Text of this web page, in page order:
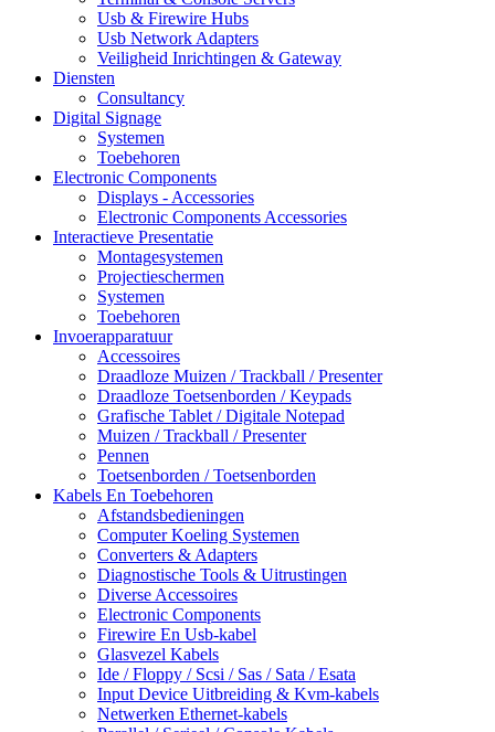
Usb & Firewire Hubs
Usb Network Adapters
Veiligheid Inrichtingen & Gateway
Diensten
Consultancy
Digital Signage
Systemen
Toebehoren
Electronic Components
Displays - Accessories
Electronic Components Accessories
Interactieve Presentatie
Montagesystemen
Projectieschermen
Systemen
Toebehoren
Invoerapparatuur
Accessoires
Draadloze Muizen / Trackball / Presenter
Draadloze Toetsenborden / Keypads
Grafische Tablet / Digitale Notepad
Muizen / Trackball / Presenter
Pennen
Toetsenborden / Toetsenborden
Kabels En Toebehoren
Afstandsbedieningen
Computer Koeling Systemen
Converters & Adapters
Diagnostische Tools & Uitrustingen
Diverse Accessoires
Electronic Components
Firewire En Usb-kabel
Glasvezel Kabels
Ide / Floppy / Scsi / Sas / Sata / Esata
Input Device Uitbreiding & Kvm-kabels
Netwerken Ethernet-kabels